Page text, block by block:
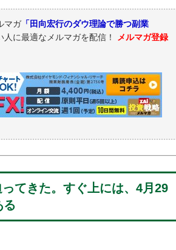
マガ「田向宏行のダウ理論で勝つ副業
に最適なメルマガを配信！
メルマガ登録
てきた。すぐ上には、4月29
る